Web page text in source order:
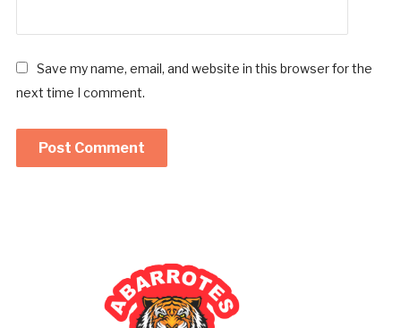
Save my name, email, and website in this browser for the
next time I comment.